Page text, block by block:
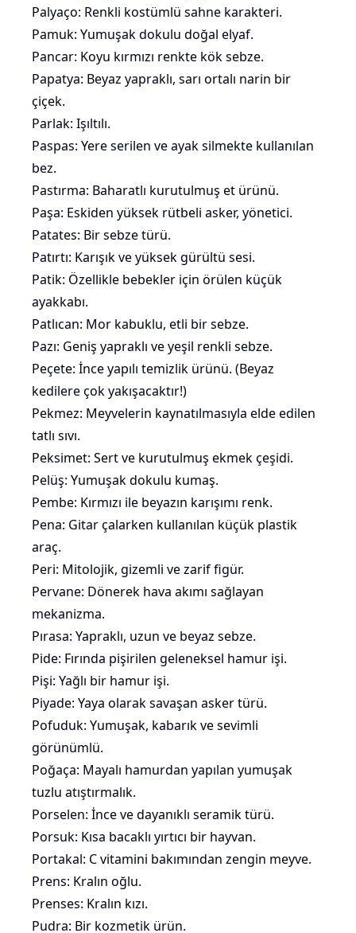
Palyaço: Renkli kostümlü sahne karakteri.
Pamuk: Yumuşak dokulu doğal elyaf.
Pancar: Koyu kırmızı renkte kök sebze.
Papatya: Beyaz yapraklı, sarı ortalı narin bir
çiçek.
Parlak: Işıltılı.
Paspas: Yere serilen ve ayak silmekte kullanılan
bez.
Pastırma: Baharatlı kurutulmuş et ürünü.
Paşa: Eskiden yüksek rütbeli asker, yönetici.
Patates: Bir sebze türü.
Patırtı: Karışık ve yüksek gürültü sesi.
Patik: Özellikle bebekler için örülen küçük
ayakkabı.
Patlıcan: Mor kabuklu, etli bir sebze.
Pazı: Geniş yapraklı veyeşil renkli sebze.
Peçete: İnce yapılı temizlik ürünü. (Beyaz
kedilereçok yakışacaktır!)
Pekmez: Meyvelerin kaynatılmasıyla elde edilen
tatlı sıvı.
Peksimet: Sert ve kurutulmuş ekmekçeşidi.
Pelüş: Yumuşak dokulu kumaş.
Pembe: Kırmızı ile beyazın karışımı renk.
Pena: Gitar çalarken kullanılan küçük plastik
araç.
Peri: Mitolojik, gizemli ve zarif figür.
Pervane: Dönerek hava akımı sağlayan
mekanizma.
Pırasa: Yapraklı, uzun ve beyaz sebze.
Pide: Fırında pişirilen geleneksel hamur işi.
Pişi: Yağlı bir hamur işi.
Piyade: Yaya olarak savaşan asker türü.
Pofuduk: Yumuşak, kabarık ve sevimli
görünümlü.
Poğaça: Mayalı hamurdan yapılan yumuşak
tuzlu atıştırmalık.
Porselen: İnce ve dayanıklı seramik türü.
Porsuk: Kısa bacaklı yırtıcı bir hayvan.
Portakal: C vitamini bakımından zengin meyve.
Prens: Kralın oğlu.
Prenses: Kralın kızı.
Pudra: Bir kozmetik ürün.